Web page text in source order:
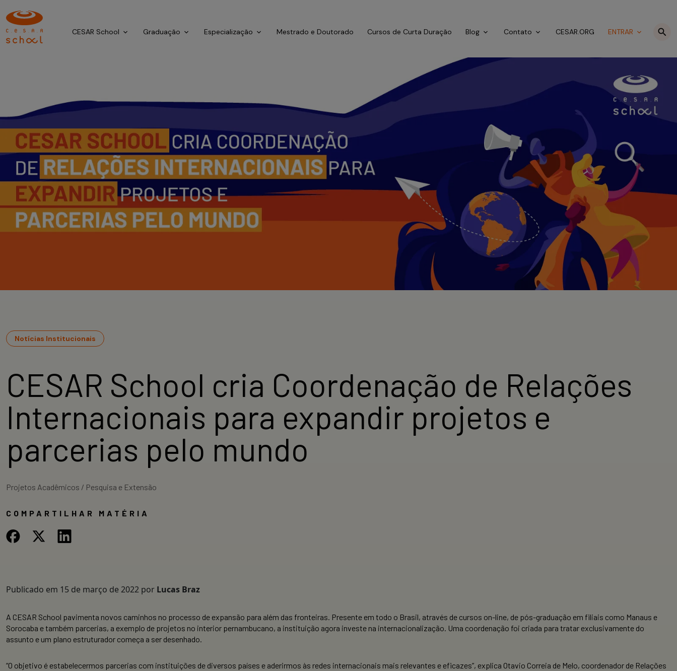
CESAR School Graduação Especialização Mestrado e Doutorado Cursos de Curta Duração Blog Contato CESAR.ORG ENTRAR
Notícias Institucionais
CESAR School cria Coordenação de Relações
Internacionais para expandir projetos e
parcerias pelo mundo
Projetos Acadêmicos / Pesquisa e Extensão
COMPARTILHAR MATÉRIA
Publicado em 15 de março de 2022 por Lucas Braz
A CESAR School pavimenta novos caminhos no processo de expansão para além das fronteiras. Presente em todo o Brasil, através de cursos on-line, de pós-graduação em filiais como Manaus e
Sorocaba e também parcerias, a exemplo de projetos no interior pernambucano, a instituição agora investe na internacionalização. Uma coordenação foi criada para tratar exclusivamente do
assunto e um plano estruturador começa a ser desenhado.
“O objetivo é estabelecermos parcerias com instituições de diversos países e aderirmos às redes internacionais mais relevantes e eficazes”, explica Otavio Correia de Melo, coordenador de Relações